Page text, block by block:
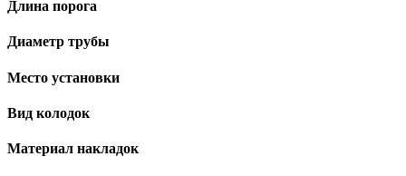
Длина порога
Диаметр трубы
Место установки
Вид колодок
Материал накладок